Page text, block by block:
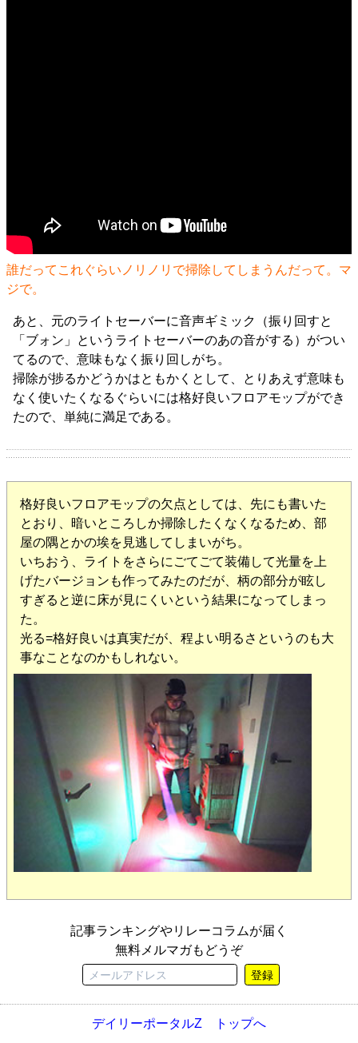
誰だってこれぐらいノリノリで掃除してしまうんだって。マ
ジで。
あと、元のライトセーバーに音声ギミック（振り回すと
「ブォン」というライトセーバーのあの音がする）がつい
てるので、意味もなく振り回しがち。
掃除が捗るかどうかはともかくとして、とりあえず意味も
なく使いたくなるぐらいには格好良いフロアモップができ
たので、単純に満足である。
格好良いフロアモップの欠点としては、先にも書いた
とおり、暗いところしか掃除したくなくなるため、部
屋の隅とかの埃を見逃してしまいがち。
いちおう、ライトをさらにごてごて装備して光量を上
げたバージョンも作ってみたのだが、柄の部分が眩し
すぎると逆に床が見にくいという結果になってしまっ
た。
光る=格好良いは真実だが、程よい明るさというのも大
事なことなのかもしれない。
記事ランキングやリレーコラムが届く
無料メルマガもどうぞ
登録
デイリーポータルZ トップへ